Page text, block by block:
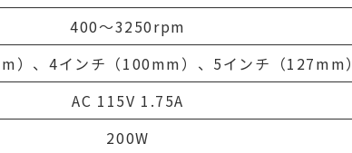
400～3250rpm
）、4インチ（100mm）、5インチ（127mm）
AC 115V 1.75A
200W